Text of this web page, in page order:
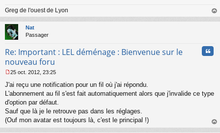
g
e
n
o
n
u
Greg de l'ouest de Lyon
au
Nat
Passager
Re: Important : LEL déménage : Bienvenue sur le
nouveau foru
e
s
s
a
g
e
n
25 oct. 2012, 23:25
J'ai reçu une notification pour un fil où j'ai répondu.
L'abonnement au fil s'est fait automatiquement alors que j'invalide ce type
d'option par défaut.
Sauf que là je le retrouve pas dans les réglages.
(Ouf mon avatar est toujours là, c'est le principal !)
au